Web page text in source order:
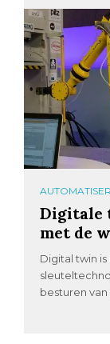
Digitale
met de
Digital twin
besturen